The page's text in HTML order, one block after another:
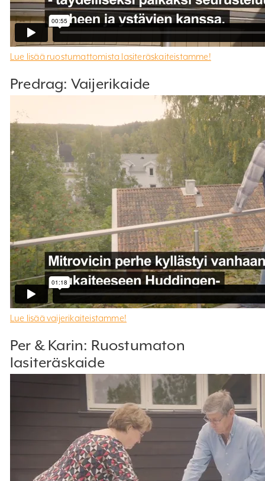
Lue lisää ruostumattomista lasiteräskaiteistamme!
Predrag: Vaijerikaide
Lue lisää vaijerikaiteistamme!
Per & Karin: Ruostumaton
lasiteräskaide